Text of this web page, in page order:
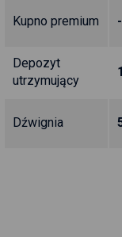
Kupno premium
Depozyt
utrzymujący
Dźwignia